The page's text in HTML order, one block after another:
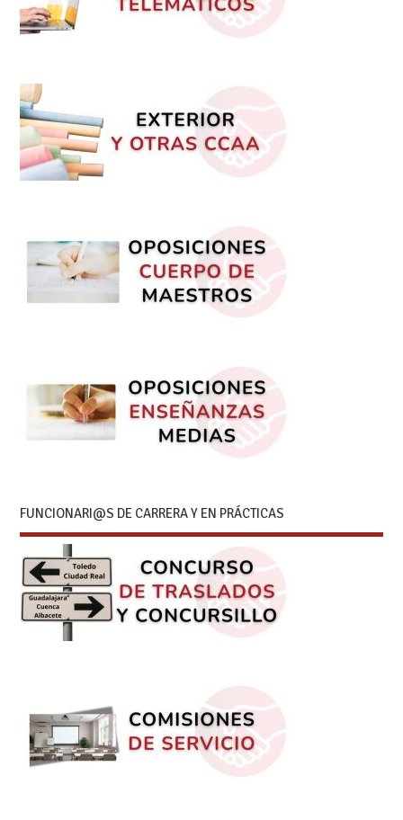
FUNCIONARI@S DE CARRERA Y EN PRÁCTICAS